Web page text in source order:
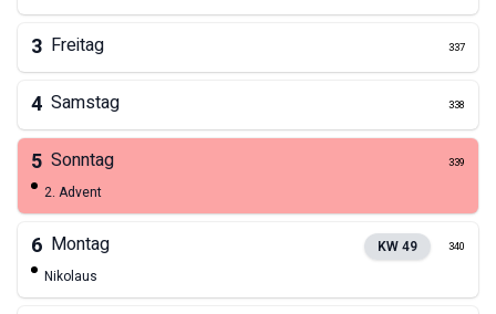
3 Freitag 337
4 Samstag 338
5 Sonntag 339
2. Advent
6 Montag KW49 340
Nikolaus